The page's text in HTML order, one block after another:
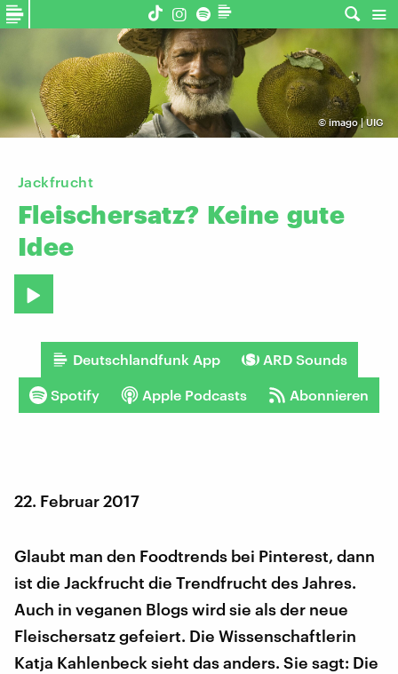
©imago | UIG
Jackfrucht
Fleischersatz? Keine gute
Idee
Deutschlandfunk App ARD Sounds
Spotify Apple Podcasts Abonnieren
22. Februar 2017
Glaubt man den Foodtrends bei Pinterest, dann
ist die Jackfrucht die Trendfrucht des Jahres.
Auch in veganen Blogs wird sie als der neue
Fleischersatz gefeiert. Die Wissenschaftlerin
Katja Kahlenbeck sieht das anders. Sie sagt: Die